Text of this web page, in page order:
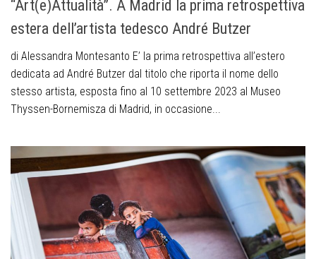
“Art(e)Attualità”. A Madrid la prima retrospettiva
estera dell’artista tedesco André Butzer
di Alessandra Montesanto E’ la prima retrospettiva all’estero
dedicata ad André Butzer dal titolo che riporta il nome dello
stesso artista, esposta fino al 10 settembre 2023 al Museo
Thyssen-Bornemisza di Madrid, in occasione...